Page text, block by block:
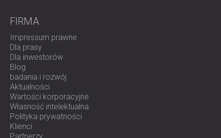
FIRMA
Impressum prawne
Dla prasy
Dla inwestorów
Blog
badania i rozwój
Aktualności
Wartości korporacyjne
Własność intelektualna
Polityka prywatności
Klienci